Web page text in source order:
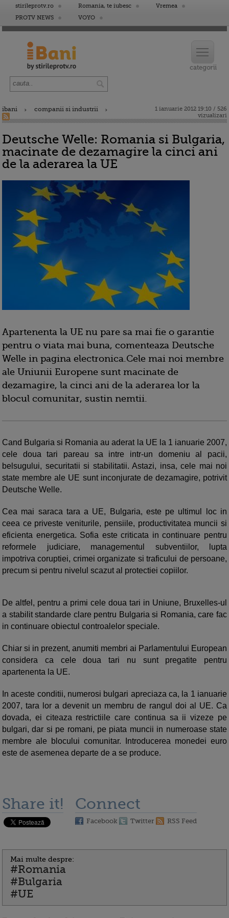
stirileprotv.ro Romania, te iubesc
Vremea
PROTV NEWS
VOYO
ibani companii si industrii
1 ianuarie 2012 19:10 / 526
vizualizari
Deutsche Welle: Romania si Bulgaria,
macinate de dezamagire la cinci ani
de la aderarea la UE
Apartenenta la UE nu pare sa mai fie o garantie
pentru o viata mai buna, comenteaza Deutsche
Welle in pagina electronica.Cele mai noi membre
ale Uniunii Europene sunt macinate de
dezamagire, la cinci ani de la aderarea lor la
blocul comunitar, sustin nemtii.
Cand Bulgaria si Romania au aderat la UE la 1 ianuarie 2007,
cele doua tari pareau sa intre intr-un domeniu al pacii,
belsugului, securitatii si stabilitatii. Astazi, insa, cele mai noi
state membre ale UE sunt inconjurate de dezamagire, potrivit
Deutsche Welle.
Cea mai saraca tara a UE, Bulgaria, este pe ultimul loc in
ceea ce priveste veniturile, pensiile, productivitatea muncii si
eficienta energetica. Sofia este criticata in continuare pentru
reformele judiciare, managementul subventiilor, lupta
impotriva coruptiei, crimei organizate si traficului de persoane,
precum si pentru nivelul scazut al protectiei copiilor.
De altfel, pentru a primi cele doua tari in Uniune, Bruxelles-ul
a stabilit standarde clare pentru Bulgaria si Romania, care fac
in continuare obiectul controalelor speciale.
Chiar si in prezent, anumiti membri ai Parlamentului European
considera ca cele doua tari nu sunt pregatite pentru
apartenenta la UE.
In aceste conditii, numerosi bulgari apreciaza ca, la 1 ianuarie
2007, tara lor a devenit un membru de rangul doi al UE. Ca
dovada, ei citeaza restrictiile care continua sa ii vizeze pe
bulgari, dar si pe romani, pe piata muncii in numeroase state
membre ale blocului comunitar. Introducerea monedei euro
este de asemenea departe de a se produce.
Share it! Connect
Facebook Twitter RSS Feed
Mai multe despre:
#Romania
#Bulgaria
#UE